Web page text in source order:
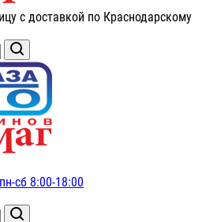
с доставкой по Краснодарскому
сб 8:00-18:00